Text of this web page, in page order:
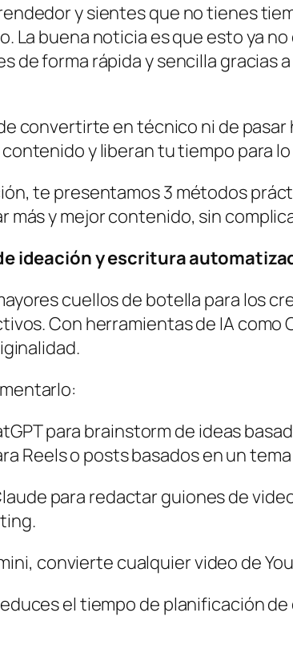
y sientes que no tienes
La buena noticia es que esto ya
de forma rápida y sencilla gracias
convertirte en técnico ni de
y liberan tu tiempo para
te presentamos 3 métodos
más y mejor contenido, sin
ideación y escritura
cuellos de botella para los
Con herramientas de IA como
para brainstorm de ideas
Reels o posts basados en un
para redactar guiones de
convierte cualquier video de
el tiempo de planificación